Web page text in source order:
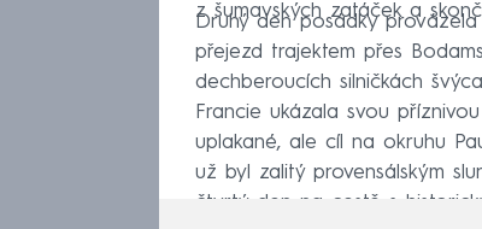
z šumavských zatáček a
Druhý den posádky
přejezd trajektem přes
dechberoucích silničkách
Francie ukázala svou
uplakané, ale cíl na okruhu
už byl zalitý provensálským
čtvrtý den na cestě s